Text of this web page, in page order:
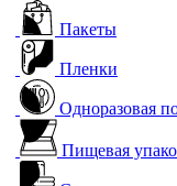
Пакеты
Пленки
Одноразовая
Пищевая